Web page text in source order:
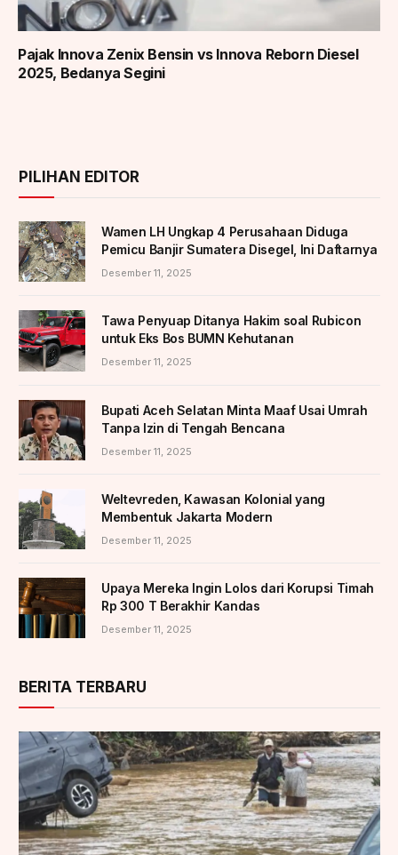
Pajak Innova Zenix Bensin vs Innova Reborn Diesel
2025, Bedanya Segini
PILIHAN EDITOR
Wamen LH Ungkap 4 Perusahaan Diduga
Pemicu Banjir Sumatera Disegel, Ini Daftarnya
Desember 11, 2025
Tawa Penyuap Ditanya Hakim soal Rubicon
untuk Eks Bos BUMN Kehutanan
Desember 11, 2025
Bupati Aceh Selatan Minta Maaf Usai Umrah
Tanpa Izin di Tengah Bencana
Desember 11, 2025
Weltevreden, Kawasan Kolonial yang
Membentuk Jakarta Modern
Desember 11, 2025
Upaya Mereka Ingin Lolos dari Korupsi Timah
Rp 300 T Berakhir Kandas
Desember 11, 2025
BERITA TERBARU